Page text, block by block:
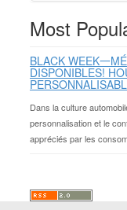
Most
BLACK WEEK一
DISPONIBLES!
Dans la culture
personnalisation et le
appréciés par les